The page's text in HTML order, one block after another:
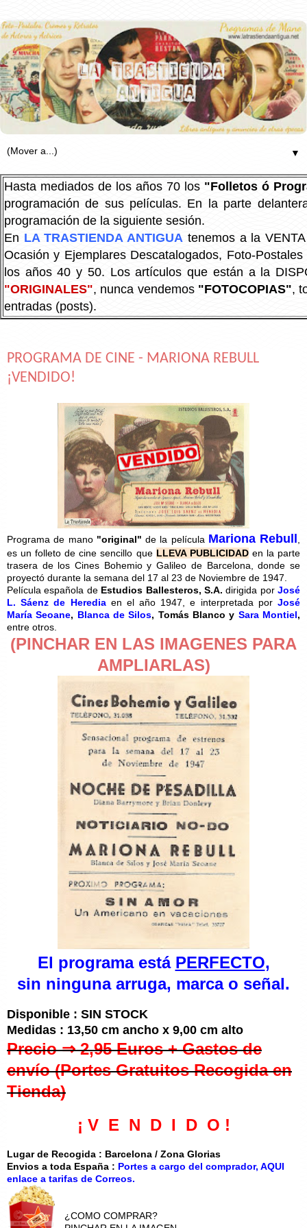
▼
Hasta mediados de los años 70 los "Folletos ó
programación de sus películas. En la parte
programación de la siguiente sesión.
En LA TRASTIENDA ANTIGUA tenemos a la
Ocasión y Ejemplares Descatalogados, Foto-
los años 40 y 50. Los artículos que están a la
"ORIGINALES", nunca vendemos "FOTOCOPIAS",
entradas (posts).
PROGRAMA DE CINE - MARIONA REBULL
¡VENDIDO!
Programa de mano "original" de la película Mariona Rebull
es un folleto de cine sencillo que LLEVA PUBLICIDADen la parte
trasera de los Cines Bohemio y Galileo de Barcelona, donde se
proyectó durante la semana del 17 al 23 de Noviembre de 1947.
Película española de Estudios Ballesteros, S.A. dirigida por José
L. Sáenz de Herediaen el año 1947, e interpretada porJosé
María Seoane, Blanca de Silos, Tomás Blanco y Sara Montiel,
entre otros.
(PINCHAR EN LAS IMAGENES PARA
AMPLIARLAS)
El programa está PERFECTO,
sin ninguna arruga, marca o señal.
Disponible : SIN STOCK
Medidas : 13,50 cm ancho x 9,00 cm alto
Precio ⇒ 2,95 Euros + Gastos de
envío (Portes Gratuitos Recogida en
Tienda)
¡ V E N D I D O !
Lugar de Recogida : Barcelona / Zona Glorias
Envios a toda España : Portes a cargo del comprador, AQUI
enlace a tarifas de Correos.
¿COMO COMPRAR?